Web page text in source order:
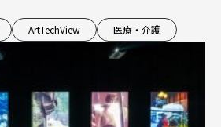
ArtTechView 医療・介護